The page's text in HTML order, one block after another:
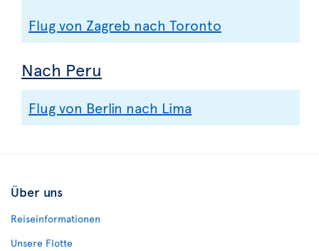
Flug von Zagreb nach Toronto
Nach Peru
Flug von Berlin nach Lima
Über uns
Reiseinformationen
Unsere Flotte